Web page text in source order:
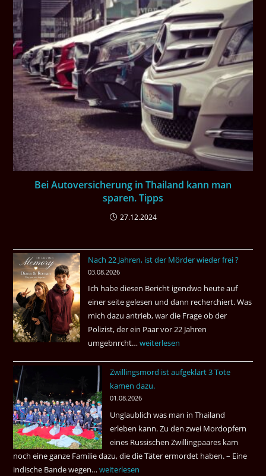
Bei Autoversicherung in Thailand kann man
sparen. Tipps
27.12.2024
Nach 22 Jahren, ist der Mörder wieder frei ?
03.08.2026
Ich habe diesen Bericht igendwo heute auf
einer seite gelesen und dann recherchiert. Was
mich dazu antrieb, war die Frage ob der
Polizist, der ein Paar vor 22 Jahren
umgebnrcht…Nach
Jahren,
ist
der
Mörder
wieder
frei
?
weiterlesen
Zwillingsmord ist aufgeklärt 3 Tote
kamen dazu.
01.08.2026
Unglaublich was man in Thailand
erleben kann. Zu den zwei Mordopfern
eines Russischen Zwillingpaares kam
noch eine ganze Familie dazu, die die Täter ermordet haben. – Eine
indische Bande wegen…Zwillingsmord
weiterlesen